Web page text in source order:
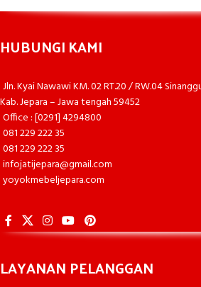
HUBUNGI KAMI
Jln. Kyai Nawawi KM. 02 RT.20 / RW.04
Kab. Jepara – Jawa tengah 59452
Office : [0291] 4294800
081 229 222 35
081 229 222 35
infojatijepara@gmail.com
yoyokmebeljepara.com
LAYANAN PELANGGAN